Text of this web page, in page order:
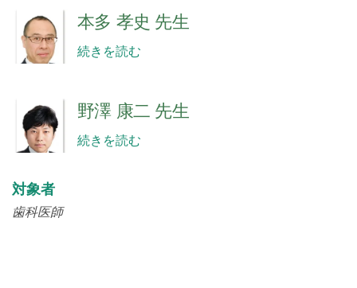
本多 孝史 先生
続きを読む
野澤 康二 先生
続きを読む
対象者
歯科医師